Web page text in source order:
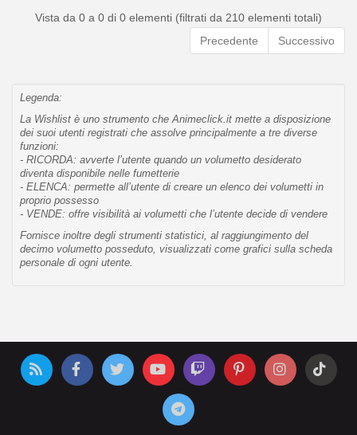
Vista da 0 a 0 di 0 elementi (filtrati da 210 elementi totali)
Precedente
Successivo
Legenda:
La Wishlist è uno strumento che Animeclick.it mette a disposizione
dei suoi utenti registrati che assolve principalmente a tre diverse
funzioni:
- RICORDA: avverte l’utente quando un volumetto desiderato
diventa disponibile nelle fumetterie
- ELENCA: permette all’utente di creare un elenco dei volumetti in
proprio possesso
- VENDE: offre visibilità ai volumetti che l’utente decide di vendere
Fornisce inoltre degli strumenti statistici, al raggiungimento del
decimo volumetto posseduto, visualizzati come grafici sulla scheda
personale di ogni utente.